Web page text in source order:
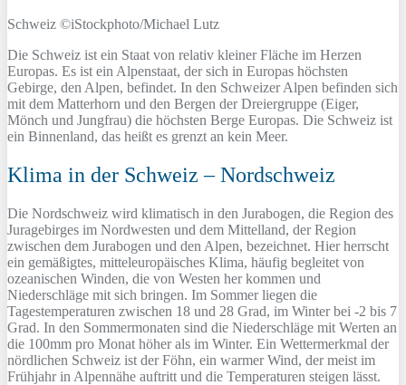
Schweiz ©iStockphoto/Michael Lutz
Die Schweiz ist ein Staat von relativ kleiner Fläche im Herzen
Europas. Es ist ein Alpenstaat, der sich in Europas höchsten
Gebirge, den Alpen, befindet. In den Schweizer Alpen befinden sich
mit dem Matterhorn und den Bergen der Dreiergruppe (Eiger,
Mönch und Jungfrau) die höchsten Berge Europas. Die Schweiz ist
ein Binnenland, das heißt es grenzt an kein Meer.
Klima in der Schweiz – Nordschweiz
Die Nordschweiz wird klimatisch in den Jurabogen, die Region des
Juragebirges im Nordwesten und dem Mittelland, der Region
zwischen dem Jurabogen und den Alpen, bezeichnet. Hier herrscht
ein gemäßigtes, mitteleuropäisches Klima, häufig begleitet von
ozeanischen Winden, die von Westen her kommen und
Niederschläge mit sich bringen. Im Sommer liegen die
Tagestemperaturen zwischen 18 und 28 Grad, im Winter bei -2 bis 7
Grad. In den Sommermonaten sind die Niederschläge mit Werten an
die 100mm pro Monat höher als im Winter. Ein Wettermerkmal der
nördlichen Schweiz ist der Föhn, ein warmer Wind, der meist im
Frühjahr in Alpennähe auftritt und die Temperaturen steigen lässt.